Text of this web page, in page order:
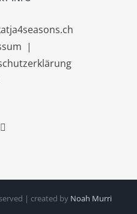
|
| created by Noah Murri